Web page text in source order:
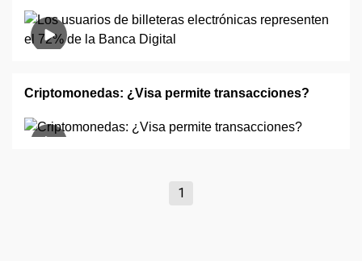
Criptomonedas: ¿Visa permite transacciones?
1